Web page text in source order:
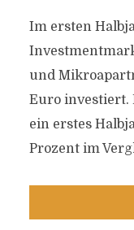
Im ersten
und
Euro investiert.
ein erstes
Prozent im